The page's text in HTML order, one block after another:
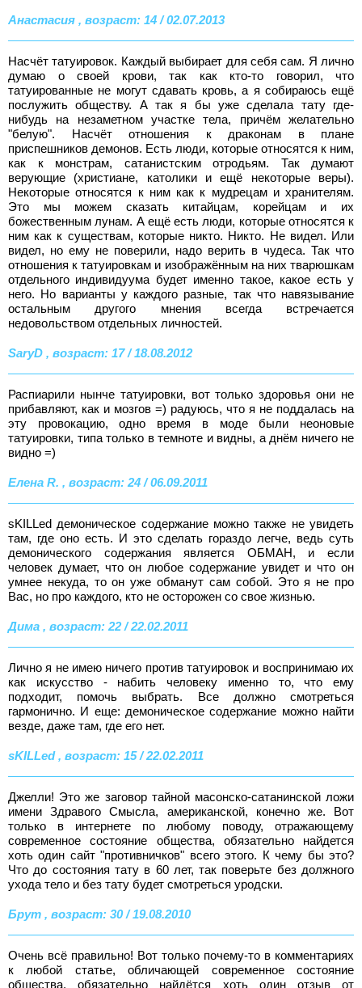
Анастасия , возраст: 14 / 02.07.2013
Насчёт татуировок. Каждый выбирает для себя сам. Я лично
думаю о своей крови, так как кто-то говорил, что
татуированные не могут сдавать кровь, а я собираюсь ещё
послужить обществу. А так я бы уже сделала тату где-
нибудь на незаметном участке тела, причём желательно
"белую". Насчёт отношения к драконам в плане
приспешников демонов. Есть люди, которые относятся к ним,
как к монстрам, сатанистским отродьям. Так думают
верующие (христиане, католики и ещё некоторые веры).
Некоторые относятся к ним как к мудрецам и хранителям.
Это мы можем сказать китайцам, корейцам и их
божественным лунам. А ещё есть люди, которые относятся к
ним как к существам, которые никто. Никто. Не видел. Или
видел, но ему не поверили, надо верить в чудеса. Так что
отношения к татуировкам и изображённым на них тварюшкам
отдельного индивидуума будет именно такое, какое есть у
него. Но варианты у каждого разные, так что навязывание
остальным другого мнения всегда встречается
недовольством отдельных личностей.
SaryD , возраст: 17 / 18.08.2012
Распиарили нынче татуировки, вот только здоровья они не
прибавляют, как и мозгов =) радуюсь, что я не поддалась на
эту провокацию, одно время в моде были неоновые
татуировки, типа только в темноте и видны, а днём ничего не
видно =)
Елена R. , возраст: 24 / 06.09.2011
sKILLed демоническое содержание можно также не увидеть
там, где оно есть. И это сделать гораздо легче, ведь суть
демонического содержания является ОБМАН, и если
человек думает, что он любое содержание увидет и что он
умнее некуда, то он уже обманут сам собой. Это я не про
Вас, но про каждого, кто не осторожен со свое жизнью.
Дима , возраст: 22 / 22.02.2011
Лично я не имею ничего против татуировок и воспринимаю их
как искусство - набить человеку именно то, что ему
подходит, помочь выбрать. Все должно смотреться
гармонично. И еще: демоническое содержание можно найти
везде, даже там, где его нет.
sKILLed , возраст: 15 / 22.02.2011
Джелли! Это же заговор тайной масонско-сатанинской ложи
имени Здравого Смысла, американской, конечно же. Вот
только в интернете по любому поводу, отражающему
современное состояние общества, обязательно найдется
хоть один сайт "противничков" всего этого. К чему бы это?
Что до состояния тату в 60 лет, так поверьте без должного
ухода тело и без тату будет смотреться уродски.
Брут , возраст: 30 / 19.08.2010
Очень всё правильно! Вот только почему-то в комментариях
к любой статье, обличающей современное состояние
общества, обязательно найдётся хоть один отзыв от